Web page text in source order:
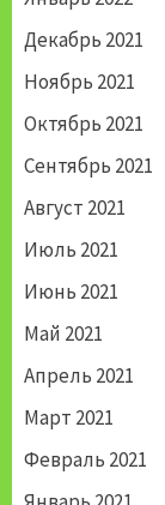
Декабрь 2021
Ноябрь 2021
Октябрь 2021
Сентябрь 2021
Август 2021
Июль 2021
Июнь 2021
Май 2021
Апрель 2021
Март 2021
Февраль 2021